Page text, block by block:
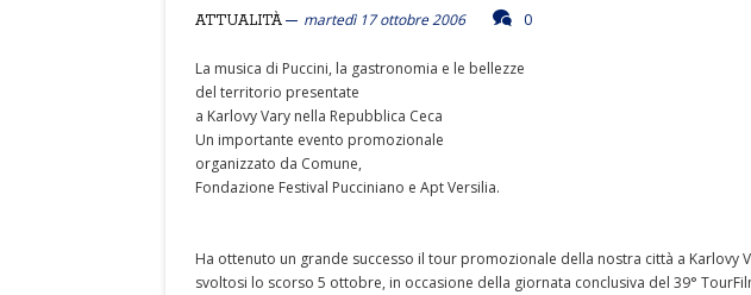
ATTUALITÀ martedì 17 ottobre 2006 0
La musica di Puccini, la gastronomia e le bellezze
del territorio presentate
a Karlovy Vary nella Repubblica Ceca
Un importante evento promozionale
organizzato da Comune,
Fondazione Festival Pucciniano e Apt Versilia.
Ha ottenuto un grande successo il tour promozionale della nostra città a Karlovy
svoltosi lo scorso 5 ottobre, in occasione della giornata conclusiva del 39°